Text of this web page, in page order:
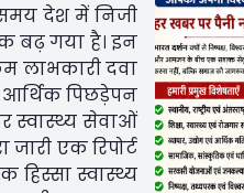
देश में निजी
बढ़ गया है। इन
लाभकारी दवा
पिछड़ेपन
स्वास्थ्य सेवाओं
एक रिपोर्ट
स्वास्थ्य